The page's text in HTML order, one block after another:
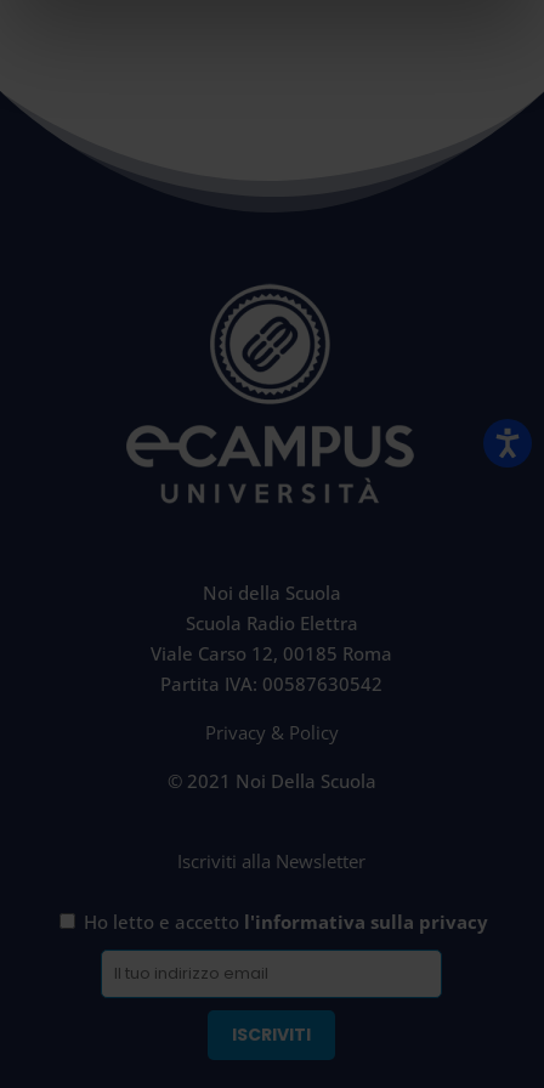
Noi della Scuola
Scuola Radio Elettra
Viale Carso 12, 00185 Roma
Partita IVA: 00587630542
Privacy & Policy
© 2021 Noi Della Scuola
Iscriviti alla Newsletter
Ho letto e accetto l'informativa sulla privacy